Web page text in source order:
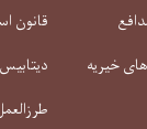
خیریه
قانون